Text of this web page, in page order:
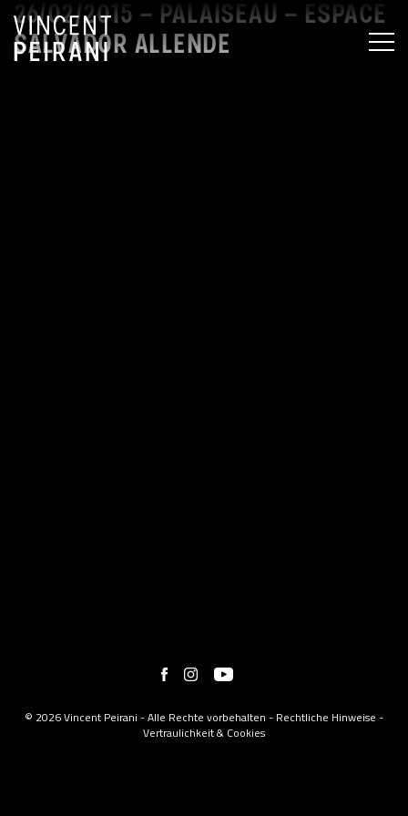
26/02/2015 – PALAISEAU – ESPACE
SALVADOR ALLENDE
© 2026 Vincent Peirani - Alle Rechte vorbehalten - Rechtliche Hinweise -
Vertraulichkeit & Cookies